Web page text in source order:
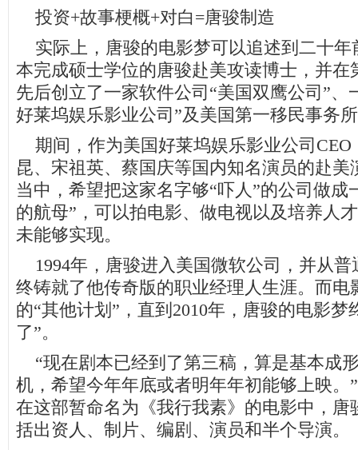
投资+故事梗概+对白=唐骏制造
实际上，唐骏的电影梦可以追述到二十年
本完成硕士学位的唐骏赴美攻读博士，并在
先后创立了一家软件公司“美国双鹰公司”、
好莱坞娱乐影业公司”及美国第一移民事务
期间，作为美国好莱坞娱乐影业公司CEO
昆、宋祖英、蔡国庆等国内知名演员的赴美
当中，希望把这家名字够“吓人”的公司做成
的航母”，可以拍电影、做电视以及培养人
未能够实现。
1994年，唐骏进入美国微软公司，并从普
终铸就了他传奇版的职业经理人生涯。而电
的“其他计划”，直到2010年，唐骏的电影梦
了”。
“现在剧本已经到了第三稿，算是基本成
机，希望今年年底或者明年年初能够上映。
在这部暂命名为《我行我素》的电影中，唐
括出资人、制片、编剧、演员和半个导演。